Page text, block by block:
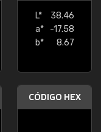
L*
38.46
a*
-17.58
b*
8.67
CÓDIGO HEX